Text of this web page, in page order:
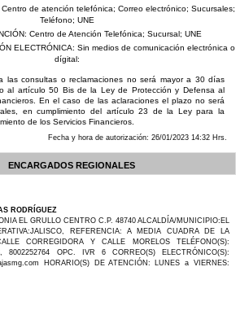
de atención telefónica; Correo electrónico; Sucursales;
Teléfono; UNE
Centro de Atención Telefónica; Sucursal; UNE
ELECTRÓNICA: Sin medios de comunicación electrónica o
dígital:
las consultas o reclamaciones no será mayor a 30 días
al artículo 50 Bis de la Ley de Protección y Defensa al
En el caso de las aclaraciones el plazo no será
en cumplimiento del artículo 23 de la Ley para la
de los Servicios Financieros.
Fecha y hora de autorización: 26/01/2023 14:32 Hrs.
ENCARGADOS REGIONALES
RODRÍGUEZ
EL GRULLO CENTRO C.P. 48740 ALCALDÍA/MUNICIPIO:EL
REFERENCIA: A MEDIA CUADRA DE LA
CORREGIDORA Y CALLE MORELOS TELÉFONO(S):
8002252764 OPC. IVR 6 CORREO(S) ELECTRÓNICO(S):
HORARIO(S) DE ATENCIÓN: LUNES a VIERNES: